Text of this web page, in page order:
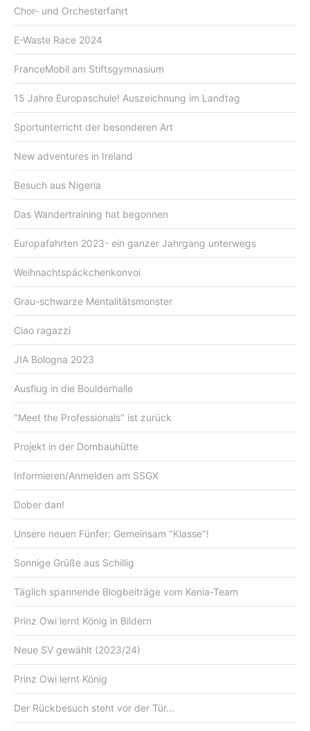
Chor- und Orchesterfahrt
E-Waste Race 2024
FranceMobil am Stiftsgymnasium
15 Jahre Europaschule! Auszeichnung im Landtag
Sportunterricht der besonderen Art
New adventures in Ireland
Besuch aus Nigeria
Das Wandertraining hat begonnen
Europafahrten 2023- ein ganzer Jahrgang unterwegs
Weihnachtspäckchenkonvoi
Grau-schwarze Mentalitätsmonster
Ciao ragazzi
JIA Bologna 2023
Ausflug in die Boulderhalle
"Meet the Professionals" ist zurück
Projekt in der Dombauhütte
Informieren/Anmelden am SSGX
Dober dan!
Unsere neuen Fünfer: Gemeinsam "Klasse"!
Sonnige Grüße aus Schillig
Täglich spannende Blogbeiträge vom Kenia-Team
Prinz Owi lernt König in Bildern
Neue SV gewählt (2023/24)
Prinz Owi lernt König
Der Rückbesuch steht vor der Tür...